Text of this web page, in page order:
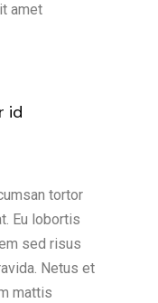
amet
id
tortor
Eu lobortis
sed risus
Netus et
mattis